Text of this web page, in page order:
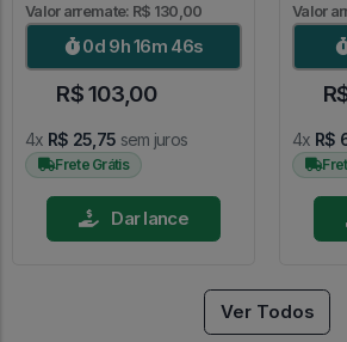
Valor arremate: R$ 130,00
0d 9h 16m 44s
R$ 103,00
4x R$ 25,75 sem juros
Frete Grátis
Dar lance
Valor
4x R$
Ver Todos